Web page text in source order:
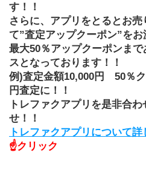
す！！
さらに、アプリをとるとお
て”査定アップクーポン”をお
最大50％アップクーポンま
スとなっております！！
例)査定金額10,000円　50％
円査定に！！
トレファクアプリを是非合
せ！！
トレファクアプリについて
☝クリック